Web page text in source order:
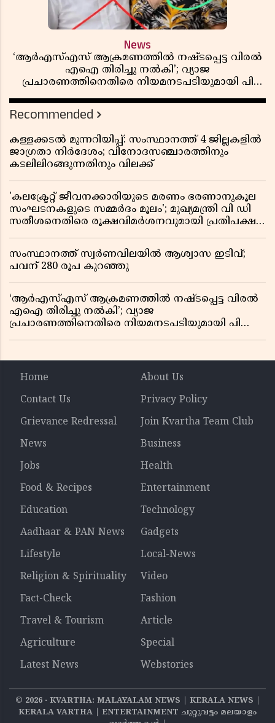
News
‘ആർഎസ്എസ് ആക്രമണത്തിൽ നഷ്ടപ്പെട്ട വിരൽ
എഐ തിരിച്ചു നൽകി’; വ്യാജ
പ്രചാരണത്തിനെതിരെ നിയമനടപടിയുമായി പി
Recommended
കള്ളക്കടൽ മുന്നറിയിപ്പ്: സംസ്ഥാനത്ത് 4 ജില്ലകളിൽ
ജാഗ്രതാ നിർദേശം; വിനോദസഞ്ചാരത്തിനും
കടലിലിറങ്ങുന്നതിനും വിലക്ക്
'കലക്ട്രേറ്റ് ജീവനക്കാരിയുടെ മരണം ഭരണാനുകൂല
സംഘടനകളുടെ സമ്മർദം മൂലം'; മുഖ്യമന്ത്രി വി ഡി
സതീശനെതിരെ രൂക്ഷവിമർശനവുമായി പ്രതിപക്ഷ
സംസ്ഥാനത്ത് സ്വര്‍ണവിലയില്‍ ആശ്വാസ ഇടിവ്;
പവന് 280 രൂപ കുറഞ്ഞു
‘ആർഎസ്എസ് ആക്രമണത്തിൽ നഷ്ടപ്പെട്ട വിരൽ
എഐ തിരിച്ചു നൽകി’; വ്യാജ
പ്രചാരണത്തിനെതിരെ നിയമനടപടിയുമായി പി
Home
About Us
Contact Us
Privacy Policy
Grievance Redressal
Join Kvartha Team Club
News
Business
Jobs
Health
Food & Recipes
Entertainment
Education
Technology
Aadhaar & PAN News
Gadgets
Lifestyle
Local-News
Religion & Spirituality
Video
Fact-Check
Fashion
Travel & Tourism
Article
Agriculture
Special
Latest News
Webstories
© 2026‧ KVARTHA: MALAYALAM NEWS | KERALA NEWS |
KERALA VARTHA | ENTERTAINMENT ചുറ്റുവട്ടം മലയാളം